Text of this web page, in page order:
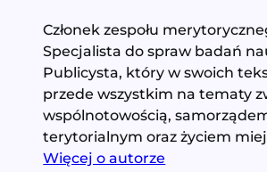
Członek zespołu
Specjalista do spraw badań
Publicysta, który w swoich
przede wszystkim na tematy
wspólnotowością,
terytorialnym oraz życiem
Więcej o autorze